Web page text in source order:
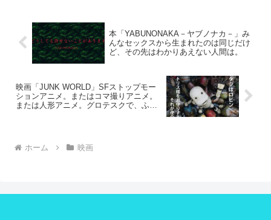
本「YABUNONAKA－ヤブノナカ－」み
んなセックスから生まれたのは同じだけ
ど、その先はわかりあえない人間は。
映画「JUNK WORLD」SFストップモー
ションアニメ。またはコマ撮りアニメ。
または人形アニメ。グロテスクで、ふざ
ホーム 映画